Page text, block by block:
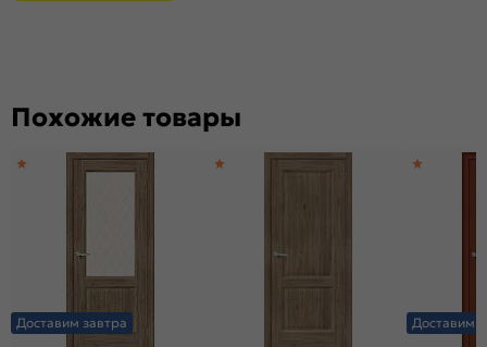
Похожие товары
Доставим завтра Доставим